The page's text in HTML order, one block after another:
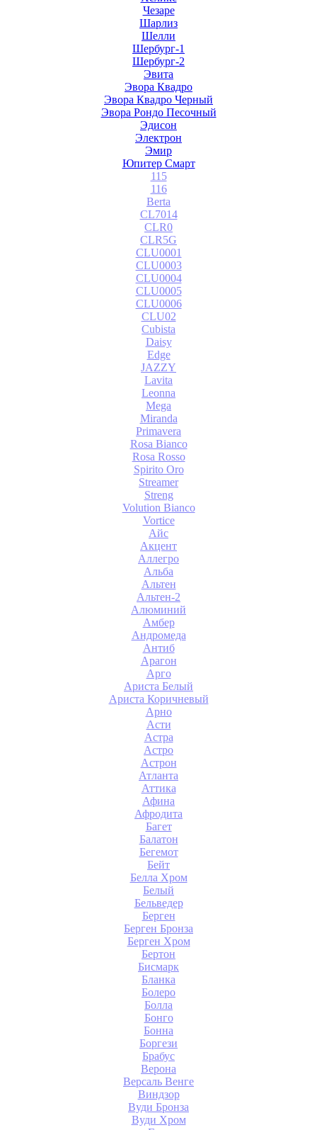
Чезаре
Шарлиз
Шелли
Шербург-1
Шербург-2
Эвита
Эвора Квадро
Эвора Квадро Черный
Эвора Рондо Песочный
Эдисон
Электрон
Эмир
Юпитер Смарт
115
116
Berta
CL7014
CLR0
CLR5G
CLU0001
CLU0003
CLU0004
CLU0005
CLU0006
CLU02
Cubista
Daisy
Edge
JAZZY
Lavita
Leonna
Mega
Miranda
Primavera
Rosa Bianco
Rosa Rosso
Spirito Oro
Streamer
Streng
Volution Bianco
Vortice
Айс
Акцент
Аллегро
Альба
Альтен
Альтен-2
Алюминий
Амбер
Андромеда
Антиб
Арагон
Арго
Ариста Белый
Ариста Коричневый
Арно
Асти
Астра
Астро
Астрон
Атланта
Аттика
Афина
Афродита
Багет
Балатон
Бегемот
Бейт
Белла Хром
Белый
Бельведер
Берген
Берген Бронза
Берген Хром
Бертон
Бисмарк
Бланка
Болеро
Болла
Бонго
Бонна
Боргези
Брабус
Верона
Версаль Венге
Виндзор
Вуди Бронза
Вуди Хром